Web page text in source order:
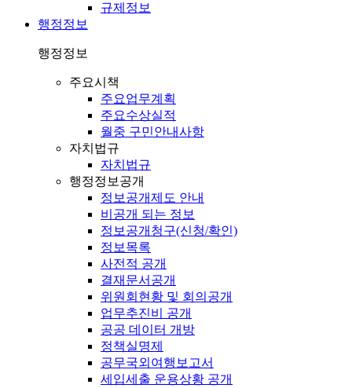
규제정보
행정정보
행정정보
주요시책
주요업무계획
주요수상실적
월중 구민안내사항
자치법규
자치법규
행정정보공개
정보공개제도 안내
비공개 되는 정보
정보공개청구(신청/확인)
정보목록
사전적 공개
결재문서공개
위원회현황 및 회의공개
업무추진비 공개
공공 데이터 개방
정책실명제
공무국외여행보고서
세입세출 운용상황 공개